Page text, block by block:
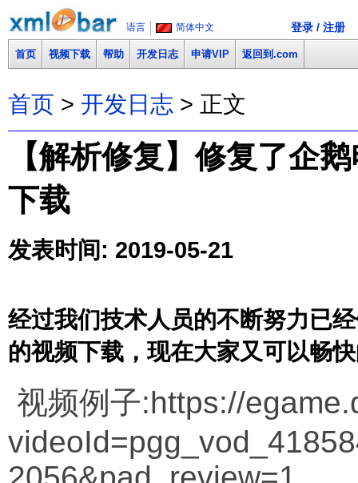
语言 简体中文 登录 / 注册
首页 视频下载 帮助 开发日志 申请VIP 返回到.com
首页 > 开发日志 > 正文
【解析修复】修复了企
下载
发表时间: 2019-05-21
经过我们技术人员的不断努力已
的视频下载，现在大家又可以畅
视频例子:https://